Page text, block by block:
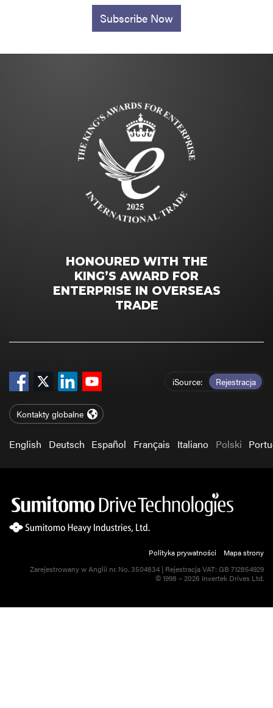
Subscribe Now
HONOURED WITH THE
KING’S AWARD FOR
ENTERPRISE IN OVERSEAS
TRADE
iSource Rejestracja
Kontakty globalne
English Deutsch Español Français Italiano Polski
Polityka prywatności
Mapa strony
Zarejestrowany w Anglii nr. No. 3504834 | Rejestracja VAT: GB 712854929
© 1998 – 2026 Invertek Drives Ltd.